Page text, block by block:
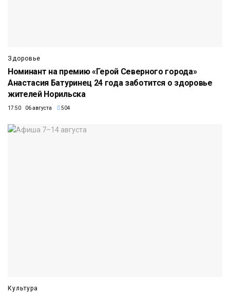
Здоровье
Номинант на премию «Герой Северного города»
Анастасия Батуринец 24 года заботится о здоровье
жителей Норильска
17:50 06 августа 504
Культура